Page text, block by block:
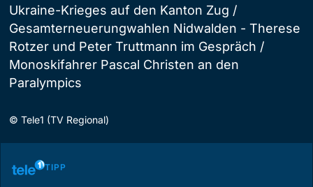
Ukraine-Krieges auf den Kanton Zug /
Gesamterneuerungwahlen Nidwalden - Therese
Rotzer und Peter Truttmann im Gespräch /
Monoskifahrer Pascal Christen an den
Paralympics
© Tele1 (TV Regional)
TIPP